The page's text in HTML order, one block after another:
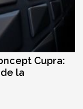
Cupra:
la